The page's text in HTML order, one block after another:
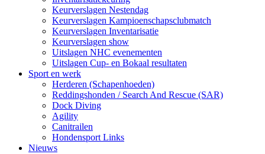
Keurverslagen Nestendag
Keurverslagen Kampioenschapsclubmatch
Keurverslagen Inventarisatie
Keurverslagen show
Uitslagen NHC evenementen
Uitslagen Cup- en Bokaal resultaten
Sport en werk
Herderen (Schapenhoeden)
Reddingshonden / Search And Rescue (SAR)
Dock Diving
Agility
Canitrailen
Hondensport Links
Nieuws